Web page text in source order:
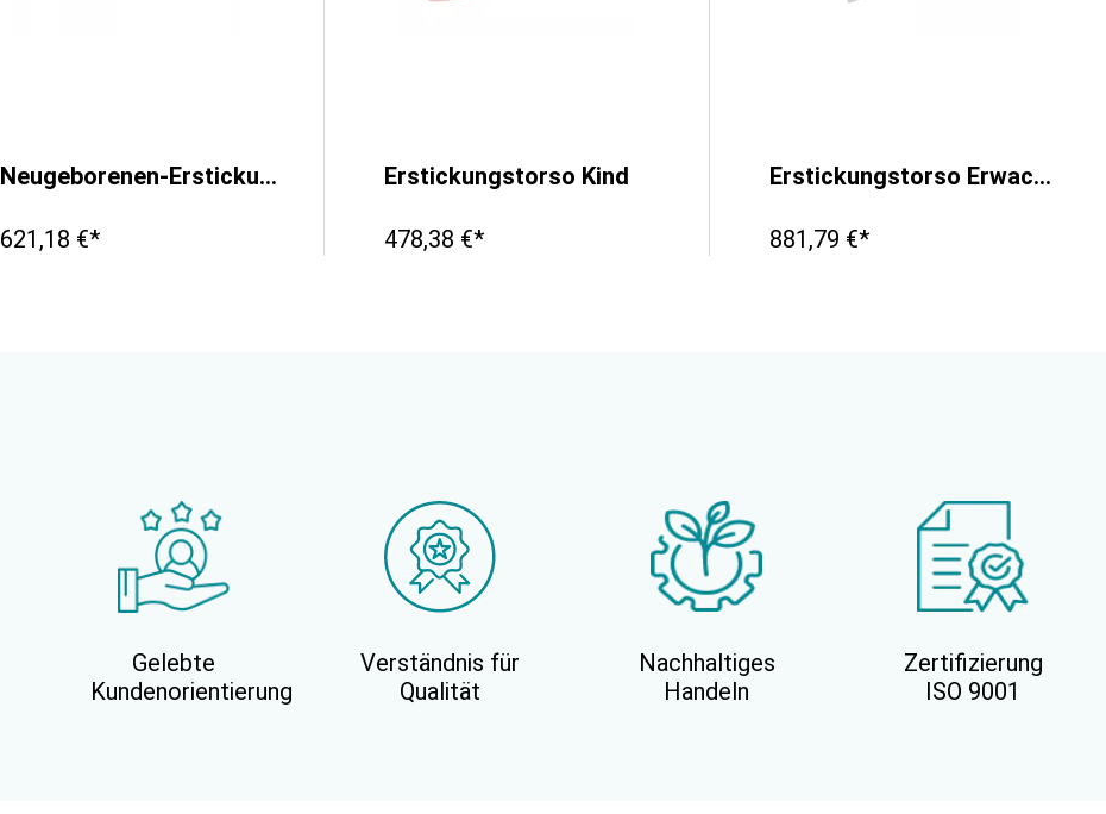
Neugeborenen-Erstickungsmodell
621,18 €*
Erstickungstorso Kind
478,38 €*
Erstickungstorso Erwachsener
881,79 €*
Gelebte
Kundenorientierung
Verständnis für
Qualität
Nachhaltiges
Handeln
Zertifizierung
ISO 9001